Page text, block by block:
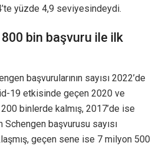
yüzde 4,9 seviyesindeydi.
bin başvuru ile ilk
başvurularının sayısı 2022’de
19 etkisinde geçen 2020 ve
binlerde kalmış, 2017’de ise
Schengen başvurusu sayısı
geçen sene ise 7 milyon 500